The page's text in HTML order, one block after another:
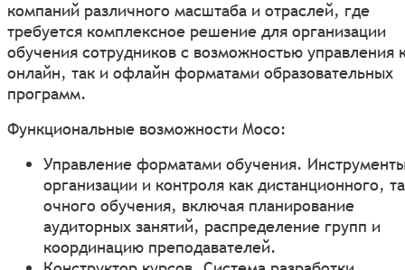
компаний различного масштаба и отраслей, где
требуется комплексное решение для организации
обучения сотрудников с возможностью управления
онлайн, так и офлайн форматами образовательных
программ.
Функциональные возможности Moco:
Управление форматами обучения.
организации и контроля как дистанционного,
очного обучения, включая планирование
аудиторных занятий, распределение групп и
координацию преподавателей.